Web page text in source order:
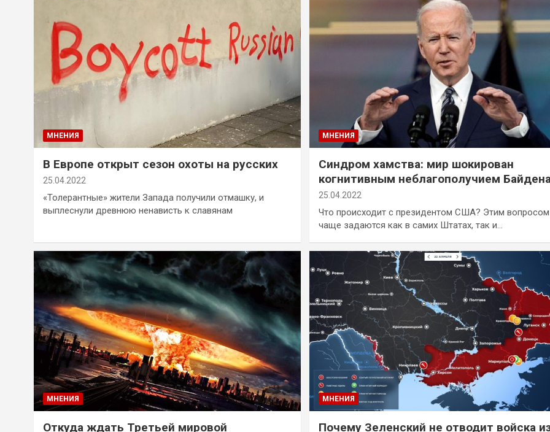
МНЕНИЯ
В Европе открыт сезон охоты на русских
25.04.2022
«Толерантные» жители Запада получили отмашку, и
выплеснули древнюю ненависть к славянам
МНЕНИЯ
Синдром хамства: мир шокирован
когнитивным неблагополучием
25.04.2022
Что происходит с президентом США? Этим
чаще задаются как в самих Штатах, так и…
МНЕНИЯ
Откуда ждать Третьей мировой
МНЕНИЯ
Почему Зеленский не отводит войска